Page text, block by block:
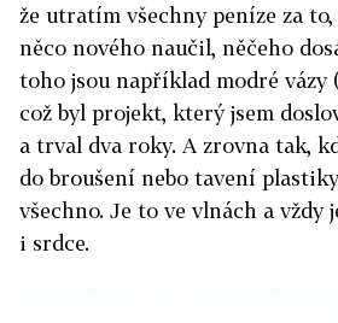
že utratím všechny peníze za
něco nového naučil, něčeho
toho jsou například modré vázy
což byl projekt, který jsem
a trval dva roky. A zrovna tak,
do broušení nebo tavení
všechno. Je to ve vlnách a vždy
i srdce.